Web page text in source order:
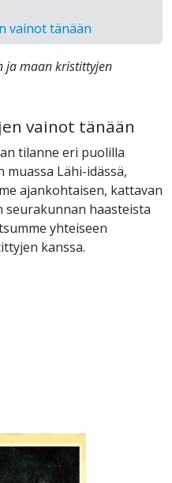
vainot tänään
ja maan kristittyjen
vainot tänään
tilanne eri puolilla
muassa Lähi-idässä,
ajankohtaisen, kattavan
haasteista
yhteiseen
kanssa.